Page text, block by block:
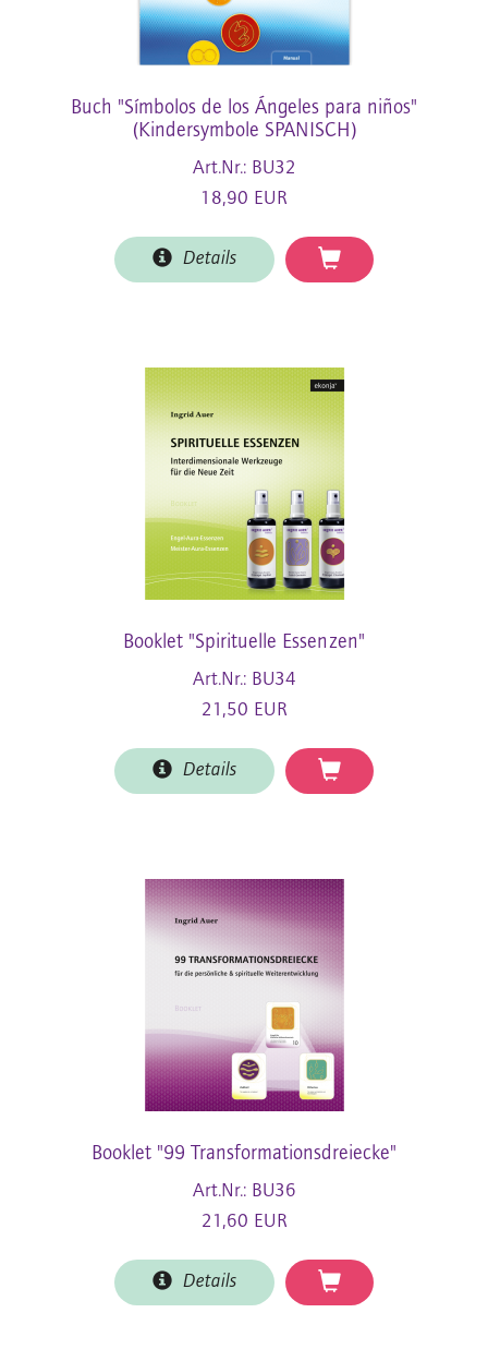
Buch "Símbolos de los Ángeles para niños"
(Kindersymbole SPANISCH)
Art.Nr.: BU32
18,90 EUR
Details
Booklet "Spirituelle Essenzen"
Art.Nr.: BU34
21,50 EUR
Details
Booklet "99 Transformationsdreiecke"
Art.Nr.: BU36
21,60 EUR
Details